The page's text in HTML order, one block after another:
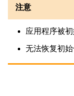
注意
应用程序被
无法恢复初始